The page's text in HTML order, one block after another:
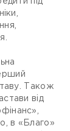
Також
від
в «Благо»